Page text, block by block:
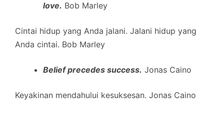
love. Bob Marley
Cintai hidup yang Anda jalani. Jalani hidup yang
Anda cintai. Bob Marley
Belief precedes success. Jonas Caino
Keyakinan mendahului kesuksesan. Jonas Caino